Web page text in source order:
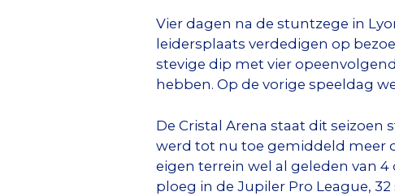
Vier dagen na de stuntzege in
leidersplaats verdedigen op
stevige dip met vier
hebben. Op de vorige speeldag
De Cristal Arena staat dit
werd tot nu toe gemiddeld meer
eigen terrein wel al geleden van
ploeg in de Jupiler Pro League,